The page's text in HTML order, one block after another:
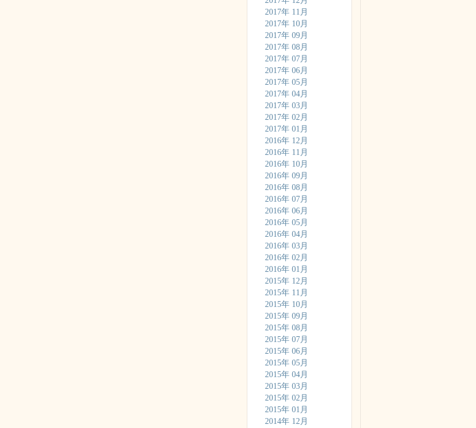
2017年 11月
2017年 10月
2017年 09月
2017年 08月
2017年 07月
2017年 06月
2017年 05月
2017年 04月
2017年 03月
2017年 02月
2017年 01月
2016年 12月
2016年 11月
2016年 10月
2016年 09月
2016年 08月
2016年 07月
2016年 06月
2016年 05月
2016年 04月
2016年 03月
2016年 02月
2016年 01月
2015年 12月
2015年 11月
2015年 10月
2015年 09月
2015年 08月
2015年 07月
2015年 06月
2015年 05月
2015年 04月
2015年 03月
2015年 02月
2015年 01月
2014年 12月